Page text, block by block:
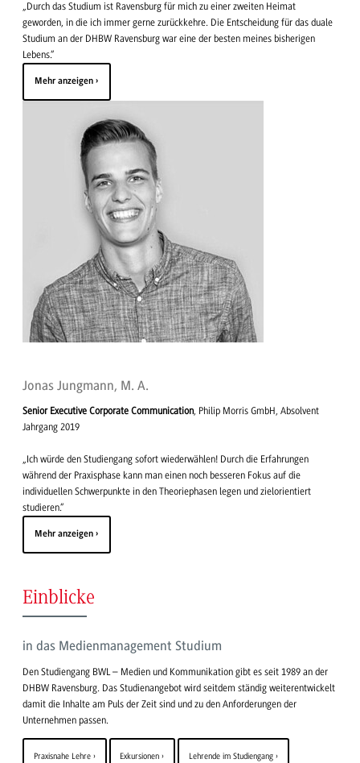
„Durch das Studium ist Ravensburg für mich zu einer zweiten Heimat
geworden, in die ich immer gerne zurückkehre. Die Entscheidung für das duale
Studium an der DHBW Ravensburg war eine der besten meines bisherigen
Lebens.“
Mehr anzeigen
Jonas Jungmann, M. A.
Senior Executive Corporate Communication, Philip Morris GmbH, Absolvent
Jahrgang 2019
„Ich würde den Studiengang sofort wiederwählen! Durch die Erfahrungen
während der Praxisphase kann man einen noch besseren Fokus auf die
individuellen Schwerpunkte in den Theoriephasen legen und zielorientiert
studieren.“
Mehr anzeigen
Einblicke
in das Medienmanagement Studium
Den Studiengang BWL – Medien und Kommunikation gibt es seit 1989 an der
DHBW Ravensburg. Das Studienangebot wird seitdem ständig weiterentwickelt
damit die Inhalte am Puls der Zeit sind und zu den Anforderungen der
Unternehmen passen.
Praxisnahe Lehre Exkursionen Lehrende im Studiengang